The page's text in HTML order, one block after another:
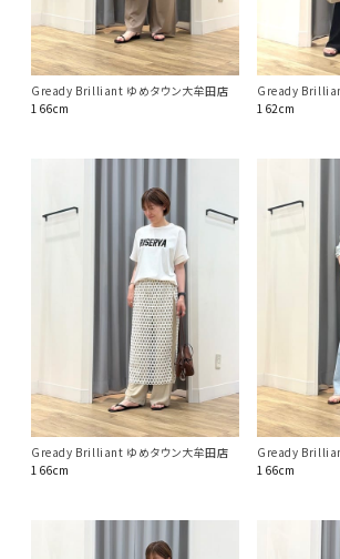
Gready Brilliant ゆめタウン大牟田店
166cm
Gready
162cm
Gready Brilliant ゆめタウン大牟田店
166cm
Gready
166cm